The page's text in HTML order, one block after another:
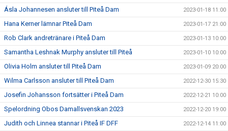
Ásla Johannesen ansluter till Piteå Dam 2023-01-18 11:00
Hana Kerner lämnar Piteå Dam 2023-01-17 21:00
Rob Clark andretränare i Piteå Dam 2023-01-13 10:00
Samantha Leshnak Murphy ansluter till Piteå 2023-01-10 10:00
Olivia Holm ansluter till Piteå Dam 2023-01-09 20:00
Wilma Carlsson ansluter till Piteå Dam 2022-12-30 15:30
Josefin Johansson fortsätter i Piteå Dam 2022-12-21 10:00
Spelordning Obos Damallsvenskan 2023 2022-12-20 19:00
Judith och Linnea stannar i Piteå IF DFF 2022-12-14 11:00